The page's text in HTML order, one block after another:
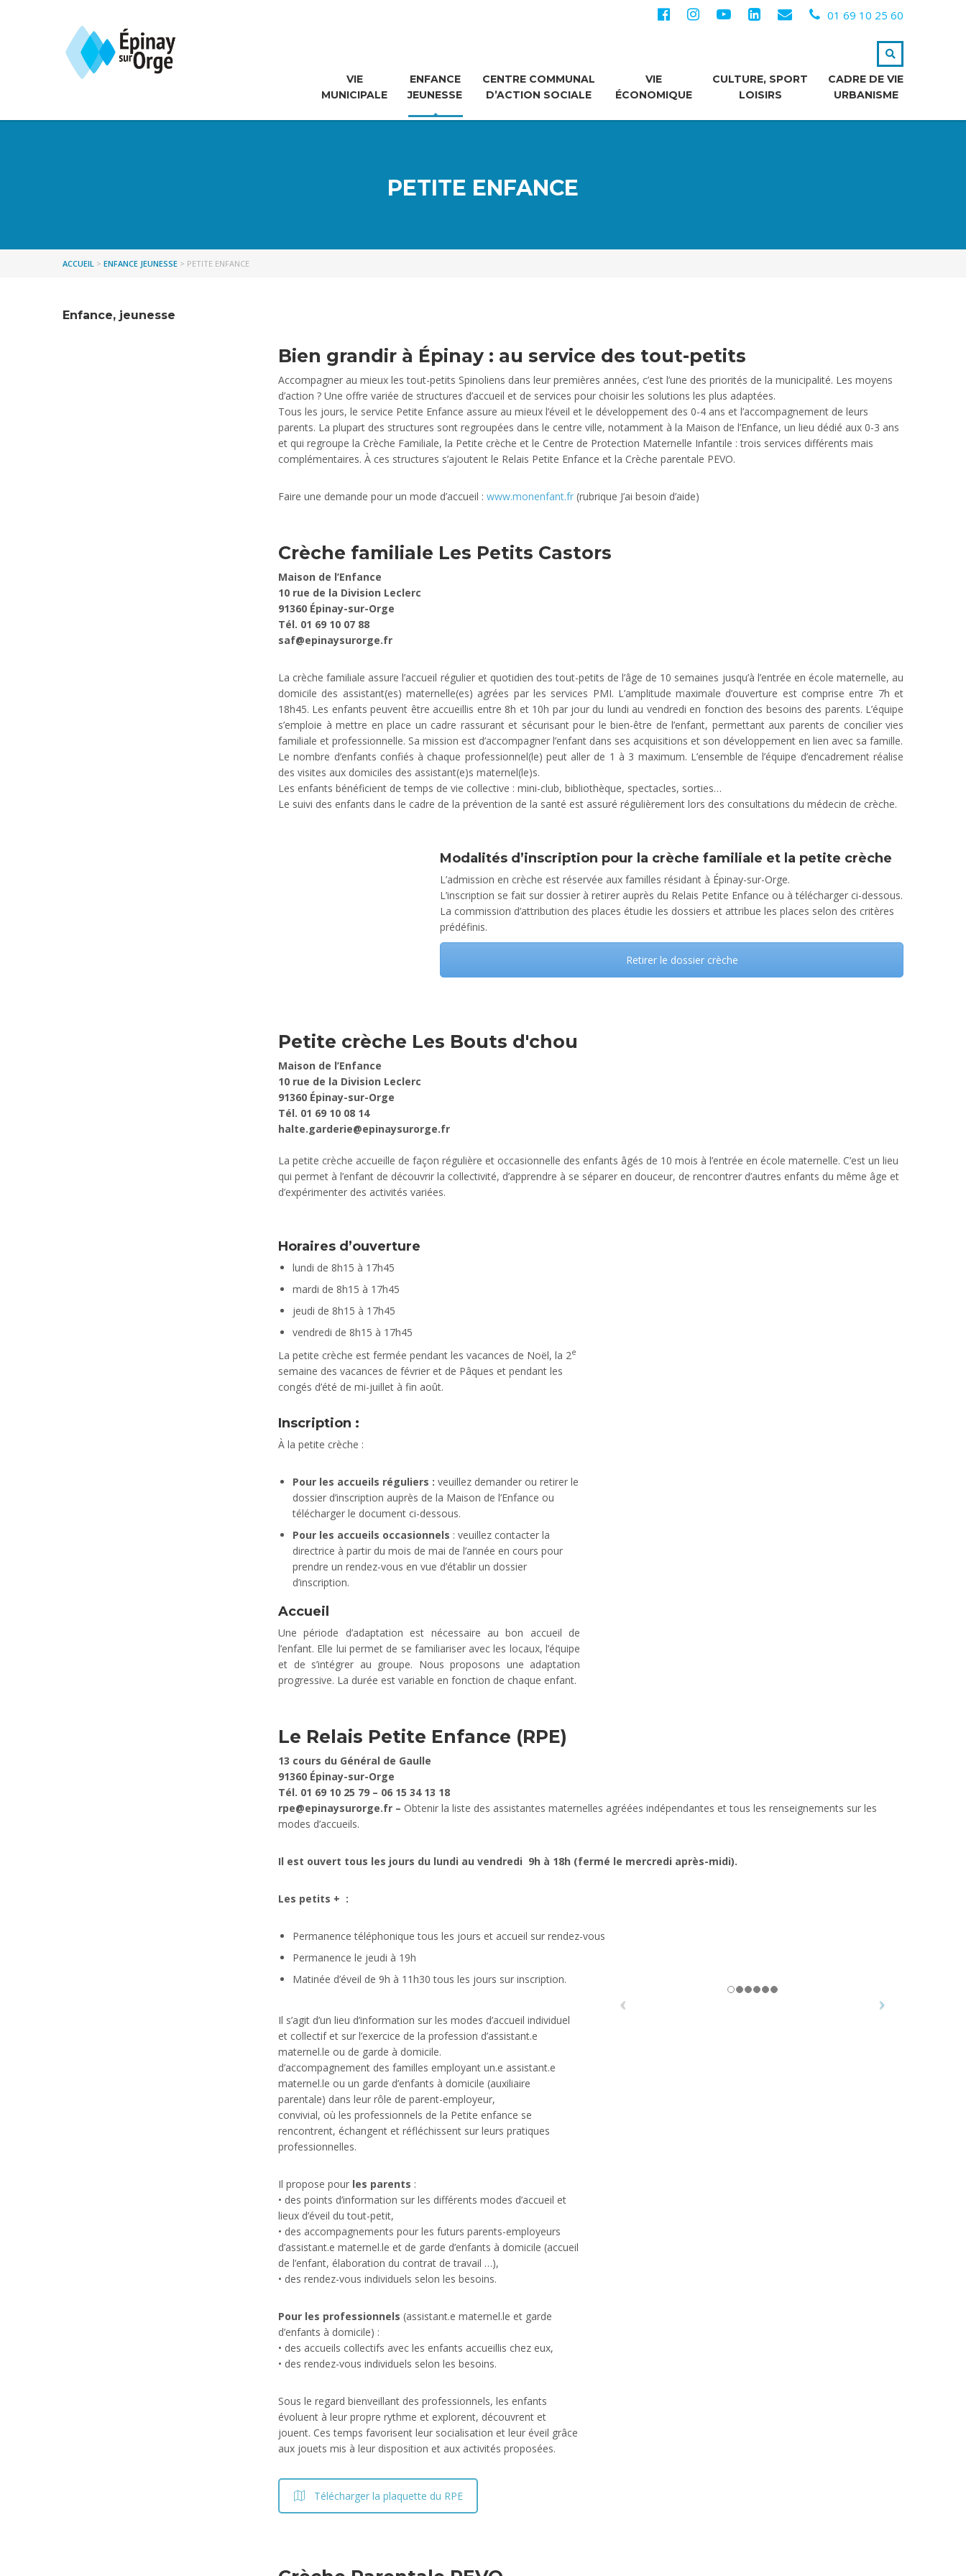
01 69 10 25 60
VIE
MUNICIPALE
ENFANCE
JEUNESSE
CENTRE COMMUNAL
D’ACTION SOCIALE
VIE
ÉCONOMIQUE
CULTURE, SPORT
LOISIRS
CADRE DE VIE
URBANISME
PETITE ENFANCE
ACCUEIL > ENFANCE JEUNESSE > PETITE ENFANCE
Enfance, jeunesse
Bien grandir à Épinay : au service des tout-petits
Accompagner au mieux les tout-petits Spinoliens dans leur premières années, c’est l’une des priorités de la municipalité. Les moyens
d’action ? Une offre variée de structures d’accueil et de services pour choisir les solutions les plus adaptées.
Tous les jours, le service Petite Enfance assure au mieux l’éveil et le développement des 0-4 ans et l’accompagnement de leurs
parents. La plupart des structures sont regroupées dans le centre ville, notamment à la Maison de l’Enfance, un lieu dédié aux 0-3 ans
et qui regroupe la Crèche Familiale, la Petite crèche et le Centre de Protection Maternelle Infantile : trois services différents mais
complémentaires. À ces structures s’ajoutent le Relais Petite Enfance et la Crèche parentale PEVO.
Faire une demande pour un mode d’accueil : www.monenfant.fr (rubrique J’ai besoin d’aide)
Crèche familiale Les Petits Castors
Maison de l’Enfance
10 rue de la Division Leclerc
91360 Épinay-sur-Orge
Tél. 01 69 10 07 88
saf@epinaysurorge.fr
La crèche familiale assure l’accueil régulier et quotidien des tout-petits de l’âge de 10 semaines jusqu’à l’entrée en école maternelle, au
domicile des assistant(es) maternelle(es) agrées par les services PMI. L’amplitude maximale d’ouverture est comprise entre 7h et
18h45. Les enfants peuvent être accueillis entre 8h et 10h par jour du lundi au vendredi en fonction des besoins des parents. L’équipe
s’emploie à mettre en place un cadre rassurant et sécurisant pour le bien-être de l’enfant, permettant aux parents de concilier vies
familiale et professionnelle. Sa mission est d’accompagner l’enfant dans ses acquisitions et son développement en lien avec sa famille.
Le nombre d’enfants confiés à chaque professionnel(le) peut aller de 1 à 3 maximum. L’ensemble de l’équipe d’encadrement réalise
des visites aux domiciles des assistant(e)s maternel(le)s.
Les enfants bénéficient de temps de vie collective : mini-club, bibliothèque, spectacles, sorties…
Le suivi des enfants dans le cadre de la prévention de la santé est assuré régulièrement lors des consultations du médecin de crèche.
Modalités d’inscription pour la crèche familiale et la petite crèche
L’admission en crèche est réservée aux familles résidant à Épinay-sur-Orge.
L’inscription se fait sur dossier à retirer auprès du Relais Petite Enfance ou à télécharger ci-dessous.
La commission d’attribution des places étudie les dossiers et attribue les places selon des critères
prédéfinis.
Retirer le dossier crèche
Petite crèche Les Bouts d'chou
Maison de l’Enfance
10 rue de la Division Leclerc
91360 Épinay-sur-Orge
Tél. 01 69 10 08 14
halte.garderie@epinaysurorge.fr
La petite crèche accueille de façon régulière et occasionnelle des enfants âgés de 10 mois à l’entrée en école maternelle. C’est un lieu
qui permet à l’enfant de découvrir la collectivité, d’apprendre à se séparer en douceur, de rencontrer d’autres enfants du même âge et
d’expérimenter des activités variées.
Horaires d’ouverture
lundi de 8h15 à 17h45
mardi de 8h15 à 17h45
jeudi de 8h15 à 17h45
vendredi de 8h15 à 17h45
La petite crèche est fermée pendant les vacances de Noël, la 2e
semaine des vacances de février et de Pâques et pendant les
congés d’été de mi-juillet à fin août.
Inscription :
À la petite crèche :
Pour les accueils réguliers : veuillez demander ou retirer le
dossier d’inscription auprès de la Maison de l’Enfance ou
télécharger le document ci-dessous.
Pour les accueils occasionnels : veuillez contacter la
directrice à partir du mois de mai de l’année en cours pour
prendre un rendez-vous en vue d’établir un dossier
d’inscription.
Accueil
Une période d’adaptation est nécessaire au bon accueil de
l’enfant. Elle lui permet de se familiariser avec les locaux, l’équipe
et de s’intégrer au groupe. Nous proposons une adaptation
progressive. La durée est variable en fonction de chaque enfant.
Le Relais Petite Enfance (RPE)
13 cours du Général de Gaulle
91360 Épinay-sur-Orge
Tél. 01 69 10 25 79 – 06 15 34 13 18
rpe@epinaysurorge.fr – Obtenir la liste des assistantes maternelles agréées indépendantes et tous les renseignements sur les
modes d’accueils.
Il est ouvert tous les jours du lundi au vendredi 9h à 18h (fermé le mercredi après-midi).
Les petits + :
Permanence téléphonique tous les jours et accueil sur rendez-vous
Permanence le jeudi à 19h
Matinée d’éveil de 9h à 11h30 tous les jours sur inscription.
Il s’agit d’un lieu d’information sur les modes d’accueil individuel
et collectif et sur l’exercice de la profession d’assistant.e
maternel.le ou de garde à domicile.
d’accompagnement des familles employant un.e assistant.e
maternel.le ou un garde d’enfants à domicile (auxiliaire
parentale) dans leur rôle de parent-employeur,
convivial, où les professionnels de la Petite enfance se
rencontrent, échangent et réfléchissent sur leurs pratiques
professionnelles.
Il propose pour les parents :
• des points d’information sur les différents modes d’accueil et
lieux d’éveil du tout-petit,
• des accompagnements pour les futurs parents-employeurs
d’assistant.e maternel.le et de garde d’enfants à domicile (accueil
de l’enfant, élaboration du contrat de travail …),
• des rendez-vous individuels selon les besoins.
Pour les professionnels (assistant.e maternel.le et garde
d’enfants à domicile) :
• des accueils collectifs avec les enfants accueillis chez eux,
• des rendez-vous individuels selon les besoins.
Sous le regard bienveillant des professionnels, les enfants
évoluent à leur propre rythme et explorent, découvrent et
jouent. Ces temps favorisent leur socialisation et leur éveil grâce
aux jouets mis à leur disposition et aux activités proposées.
Télécharger la plaquette du RPE